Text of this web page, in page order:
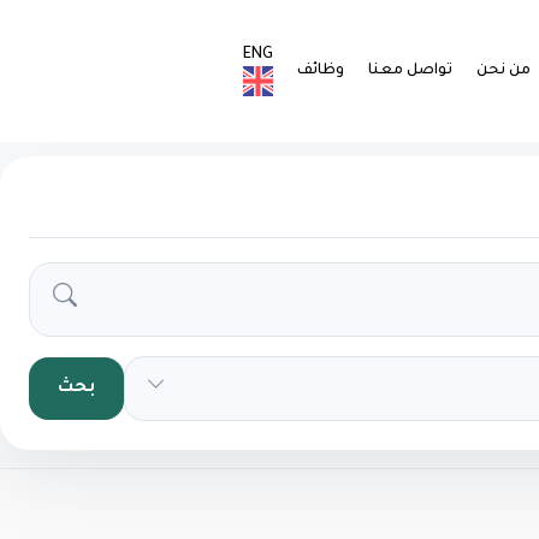
من نحن تواصل معنا وظائف
ENG
بحث